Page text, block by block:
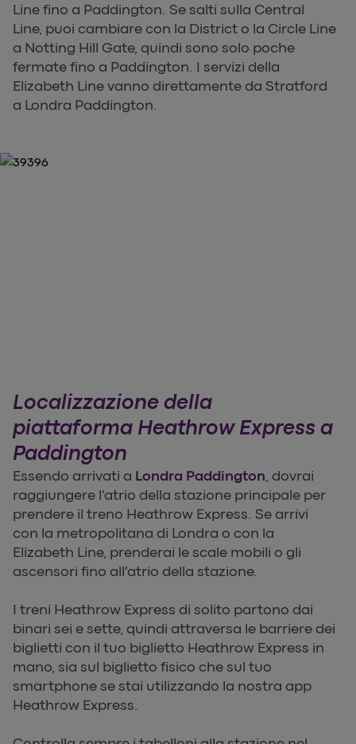
Line fino a Paddington. Se salti sulla Central
Line, puoi cambiare con la District o la Circle Line
a Notting Hill Gate, quindi sono solo poche
fermate fino a Paddington. I servizi della
Elizabeth Line vanno direttamente da Stratford
a Londra Paddington.
Localizzazione della
piattaforma Heathrow Express a
Paddington
Essendo arrivati a Londra Paddington, dovrai
raggiungere l'atrio della stazione principale per
prendere il treno Heathrow Express. Se arrivi
con la metropolitana di Londra o con la
Elizabeth Line, prenderai le scale mobili o gli
ascensori fino all'atrio della stazione.
I treni Heathrow Express di solito partono dai
binari sei e sette, quindi attraversa le barriere dei
biglietti con il tuo biglietto Heathrow Express in
mano, sia sul biglietto fisico che sul tuo
smartphone se stai utilizzando la nostra app
Heathrow Express.